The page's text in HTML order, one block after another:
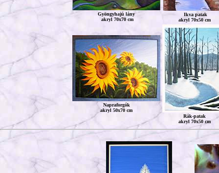
Gyöngyhajú lány
akryl 70x70 cm
Ikva patak
akryl 70x50 cm
Napraforgók
akryl 50x70 cm
Rák-patak
akryl 70x50 cm